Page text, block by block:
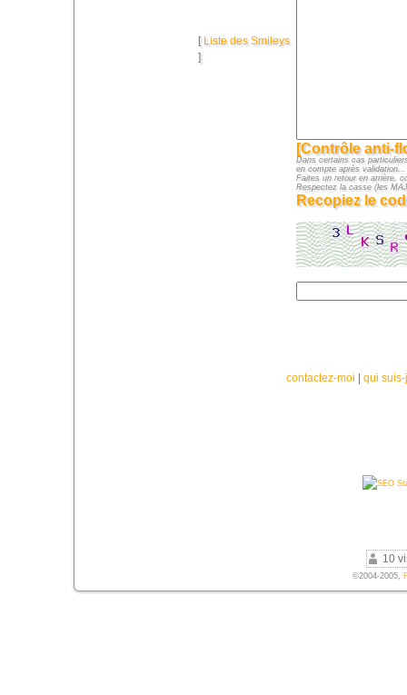
[ Liste des Smileys
]
[Contrôle anti-
Dans certains cas
en compte après
Faites un retour en arrière,
Respectez la casse (les
Recopiez le
contactez-moi qui
10
©2004-2005,